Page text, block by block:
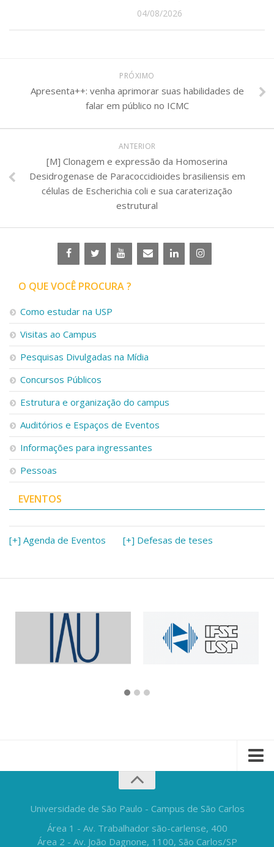
04/08/2026
PRÓXIMO
Apresenta++: venha aprimorar suas habilidades de
falar em público no ICMC
ANTERIOR
[M] Clonagem e expressão da Homoserina
Desidrogenase de Paracoccidioides brasiliensis em
células de Escherichia coli e sua caraterização
estrutural
O QUE VOCÊ PROCURA ?
Como estudar na USP
Visitas ao Campus
Pesquisas Divulgadas na Mídia
Concursos Públicos
Estrutura e organização do campus
Auditórios e Espaços de Eventos
Informações para ingressantes
Pessoas
EVENTOS
[+] Agenda de Eventos [+] Defesas de teses
Universidade de São Paulo - Campus de São Carlos
Área 1 - Av. Trabalhador são-carlense, 400
Área 2 - Av. João Dagnone, 1100, São Carlos/SP